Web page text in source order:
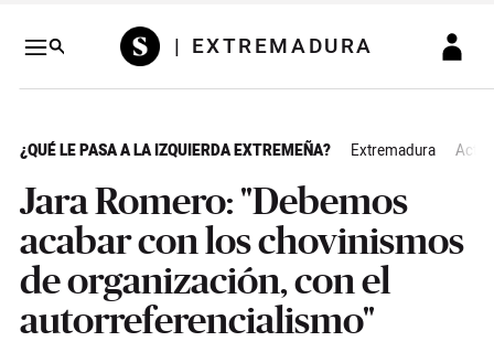
| EXTREMADURA
¿QUÉ LE PASA A LA IZQUIERDA EXTREMEÑA? Extremadura
Jara Romero: "Debemos
acabar con los chovinismos
de organización, con el
autorreferencialismo"